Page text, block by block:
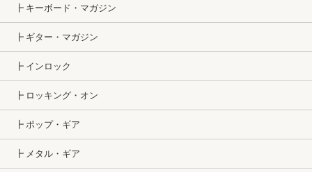
┣ キーボード・マガジン
┣ ギター・マガジン
┣ インロック
┣ ロッキング・オン
┣ ポップ・ギア
┣ メタル・ギア